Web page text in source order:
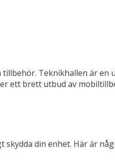
Teknikhallen är
ett brett utbud av
skydda din enhet. Här är